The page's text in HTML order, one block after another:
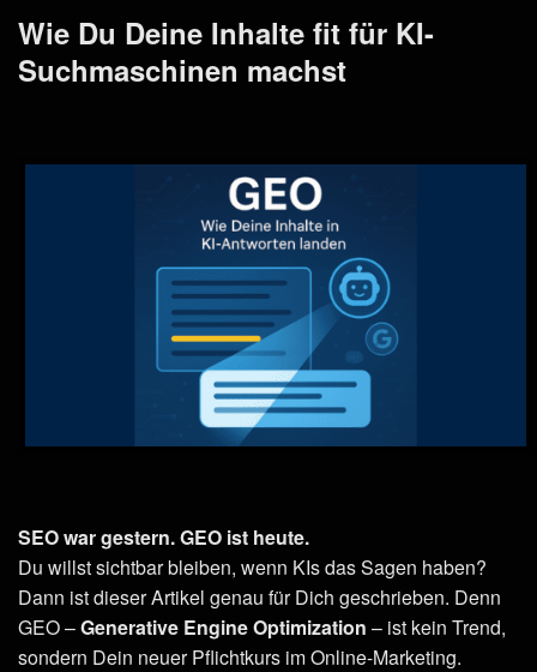
Wie Du Deine Inhalte fit für KI-
Suchmaschinen machst
SEO war gestern. GEO ist heute.
Du willst sichtbar bleiben, wenn KIs das Sagen haben?
Dann ist dieser Artikel genau für Dich geschrieben. Denn
GEO –Generative Engine Optimization – ist kein Trend,
sondern Dein neuer Pflichtkurs im Online-Marketing.